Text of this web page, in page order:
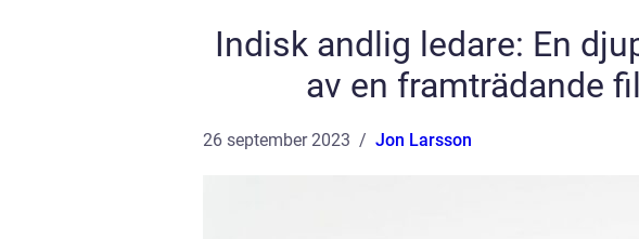
Indisk andlig ledare: En
av en framträdande
26 september 2023 Jon Larsson